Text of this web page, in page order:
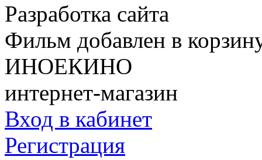
Разработка сайта
Фильм добавлен в
ИНОЕКИНО
интернет-магазин
Вход в кабинет
Регистрация